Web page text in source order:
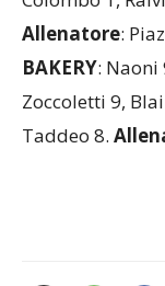
Allenatore:
BAKERY: Naoni
Zoccoletti 9,
Taddeo 8.